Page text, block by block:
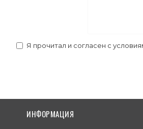
Я прочитал и согласен с
ИНФОРМАЦИЯ